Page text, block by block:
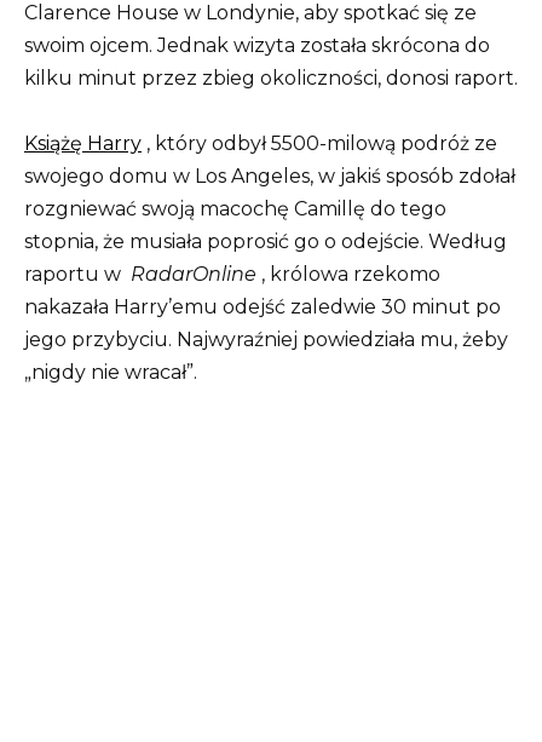
Clarence House w Londynie, aby spotkać się ze
swoim ojcem. Jednak wizyta została skrócona do
kilku minut przez zbieg okoliczności, donosi raport.
Książę Harry , który odbył 5500-milową podróż ze
swojego domu w Los Angeles, w jakiś sposób zdołał
rozgniewać swoją macochę Camillę do tego
stopnia, że ​​musiała poprosić go o odejście. Według
raportu w RadarOnline , królowa rzekomo
nakazała Harry’emu odejść zaledwie 30 minut po
jego przybyciu. Najwyraźniej powiedziała mu, żeby
„nigdy nie wracał”.